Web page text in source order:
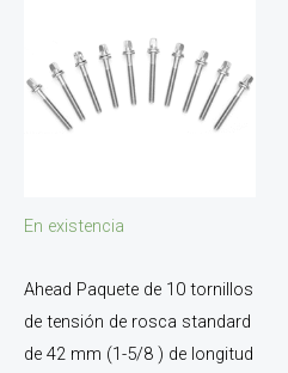
En existencia
Ahead Paquete de 10 tornillos
de tensión de rosca standard
de 42 mm (1-5/8 ) de longitud